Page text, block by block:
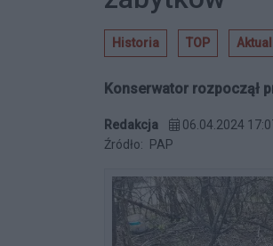
Historia TOP
Konserwator rozpoczął
Redakcja
06.04.2024
Źródło:
PAP